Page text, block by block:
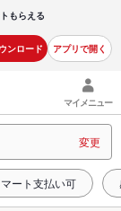
もらえる
ンロード アプリで開く
マイメニュー
変更
マート支払い可